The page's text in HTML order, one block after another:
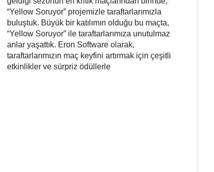
“Yellow Soruyor” projemizle taraftarlarımızla
buluştuk. Büyük bir katılımın olduğu bu maçta,
“Yellow Soruyor” ile taraftarlarımıza unutulmaz
anlar yaşattık. Eron Software olarak,
taraftarlarımızın maç keyfini artırmak için çeşitli
etkinlikler ve sürpriz ödüllerle